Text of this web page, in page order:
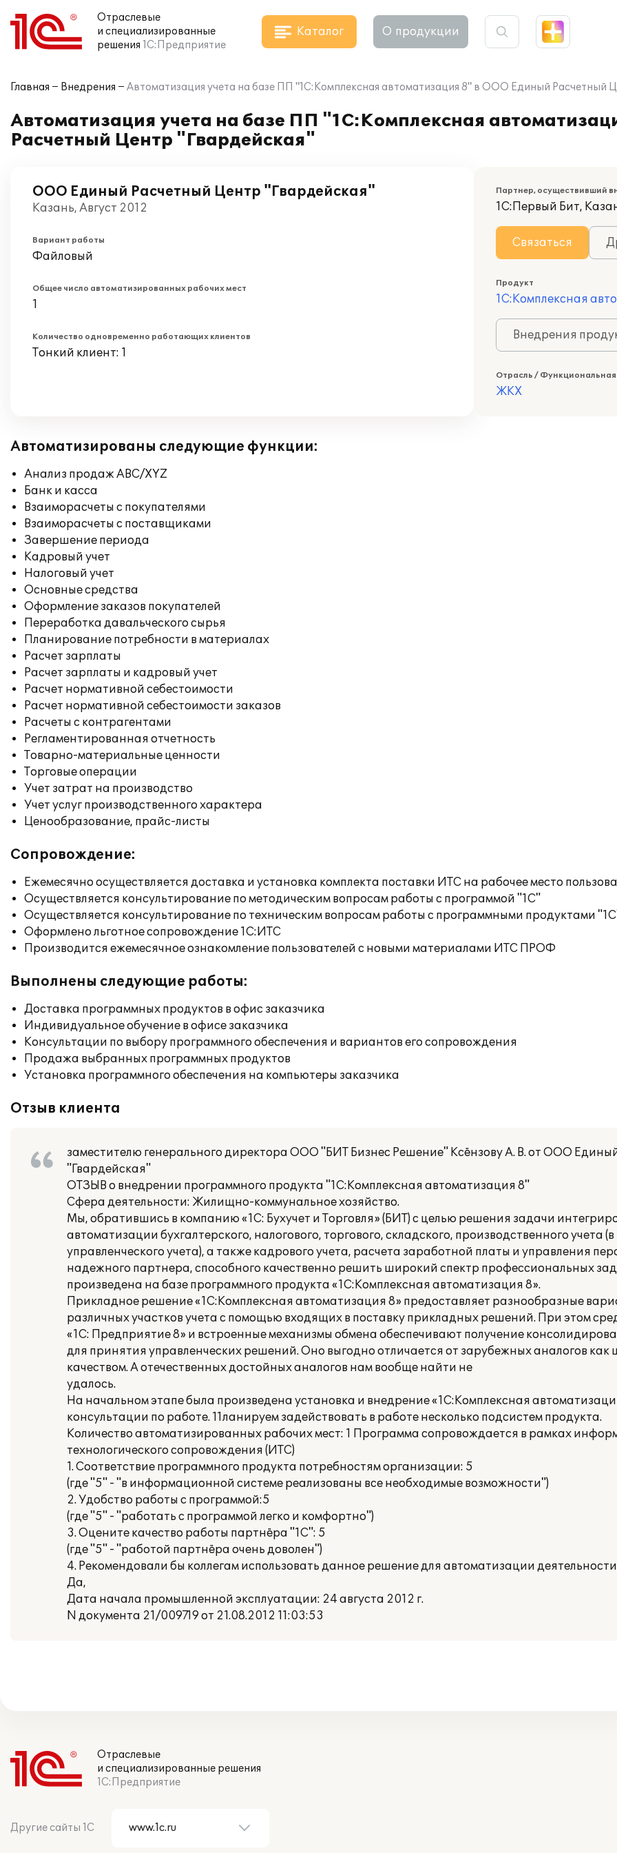
Отраслевые
и специализированные
решения 1С:Предприятие
Каталог О продукции
Главная Внедрения Автоматизация учета на базе ПП "1С:Комплексная автоматизация 8" в ООО Единый Расчетный
Автоматизация учета на базе ПП "1С:Комплексная
Расчетный Центр "Гвардейская"
ООО Единый Расчетный Центр "Гвардейская"
Казань, Август 2012
Вариант работы
Файловый
Общее число автоматизированных рабочих мест
1
Количество одновременно работающих клиентов
Тонкий клиент: 1
Партнер, осуществивший
1С:Первый Бит,
Связаться
Продукт
1С:Комплексная
Внедрения
Отрасль / Функциональная
ЖКХ
Автоматизированы следующие функции:
Анализ продаж ABC/XYZ
Банк и касса
Взаиморасчеты с покупателями
Взаиморасчеты с поставщиками
Завершение периода
Кадровый учет
Налоговый учет
Основные средства
Оформление заказов покупателей
Переработка давальческого сырья
Планирование потребности в материалах
Расчет зарплаты
Расчет зарплаты и кадровый учет
Расчет нормативной себестоимости
Расчет нормативной себестоимости заказов
Расчеты с контрагентами
Регламентированная отчетность
Товарно-материальные ценности
Торговые операции
Учет затрат на производство
Учет услуг производственного характера
Ценообразование, прайс-листы
Сопровождение:
Ежемесячно осуществляется доставка и установка комплекта поставки ИТС на рабочее место
Осуществляется консультирование по методическим вопросам работы с программой "1С"
Осуществляется консультирование по техническим вопросам работы с программными продуктами
Оформлено льготное сопровождение 1С:ИТС
Производится ежемесячное ознакомление пользователей с новыми материалами ИТС ПРОФ
Выполнены следующие работы:
Доставка программных продуктов в офис заказчика
Индивидуальное обучение в офисе заказчика
Консультации по выбору программного обеспечения и вариантов его сопровождения
Продажа выбранных программных продуктов
Установка программного обеспечения на компьютеры заказчика
Отзыв клиента
заместителю генерального директора ООО "БИТ Бизнес Решение" Ксёнзову А. В. от ООО
"Гвардейская"
ОТЗЫВ о внедрении программного продукта "1С:Комплексная автоматизация 8"
Сфера деятельности: Жилищно-коммунальное хозяйство.
Мы, обратившись в компанию «1С: Бухучет и Торговля» (БИТ) с целью решения задачи
автоматизации бухгалтерского, налогового, торгового, складского, производственного учета (в
управленческого учета), а также кадрового учета, расчета заработной платы и управления
надежного партнера, способного качественно решить широкий спектр профессиональных
произведена на базе программного продукта «1С:Комплексная автоматизация 8».
Прикладное решение «1С:Комплексная автоматизация 8» предоставляет разнообразные
различных участков учета с помощью входящих в поставку прикладных решений. При этом
«1С: Предприятие 8» и встроенные механизмы обмена обеспечивают получение
для принятия управленческих решений. Оно выгодно отличается от зарубежных аналогов как
качеством. А отечественных достойных аналогов нам вообще найти не
удалось.
На начальном этапе была произведена установка и внедрение «1С:Комплексная
консультации по работе. 11ланируем задействовать в работе несколько подсистем продукта.
Количество автоматизированных рабочих мест: 1 Программа сопровождается в рамках
технологического сопровождения (ИТС)
1. Соответствие программного продукта потребностям организации: 5
(где "5" - "в информационной системе реализованы все необходимые возможности")
2. Удобство работы с программой:5
(где "5" - "работать с программой легко и комфортно")
3. Оцените качество работы партнёра "1С": 5
(где "5" - "работой партнёра очень доволен")
4. Рекомендовали бы коллегам использовать данное решение для автоматизации
Да,
Дата начала промышленной эксплуатации: 24 августа 2012 г.
N документа 21/009719 от 21.08.2012 11:03:53
Отраслевые
и специализированные решения
1С:Предприятие
Другие сайты 1С